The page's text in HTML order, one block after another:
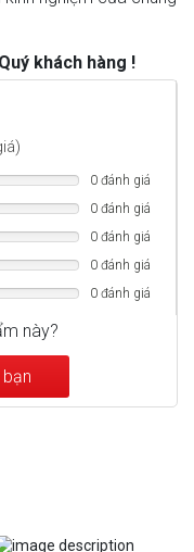
khách hàng !
cửa mở: 1156mm
0 đánh giá
0 đánh giá
0 đánh giá
0 đánh giá
0 đánh giá
này?